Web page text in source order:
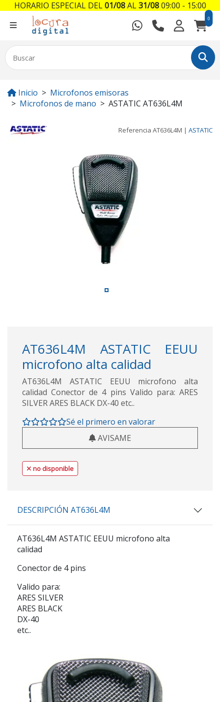
0
Inicio
Microfonos emisoras
Microfonos de mano
ASTATIC AT636L4M
Referencia AT636L4M | ASTATIC
AT636L4M ASTATIC EEUU
microfono alta calidad
AT636L4M ASTATIC EEUU microfono alta
calidad Conector de 4 pins Valido para: ARES
SILVER ARES BLACK DX-40 etc..
Sé el primero en valorar
AVISAME
no disponible
DESCRIPCIÓN AT636L4M
AT636L4M ASTATIC EEUU microfono alta
calidad
Conector de 4 pins
Valido para:
ARES SILVER
ARES BLACK
DX-40
etc..
HORARIO ESPECIAL DEL01/08AL31/0809:00 - 15:00